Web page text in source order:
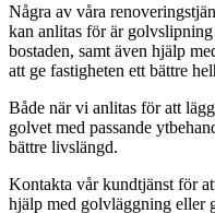
Några av våra
kan anlitas för är
bostaden, samt även hjälp
att ge fastigheten ett bättre
Både när vi anlitas för att
golvet med passande
bättre livslängd.
Kontakta vår kundtjänst för
hjälp med golvläggning eller